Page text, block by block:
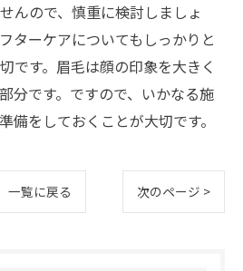
んので、慎重に検討しましょ
ターケアについてもしっかりと
です。眉毛は顔の印象を大きく
分です。ですので、いかなる施
備をしておくことが大切です。
一覧に戻る 次のページ >